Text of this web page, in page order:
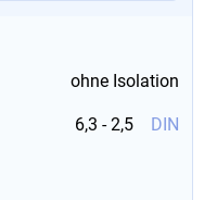
ohne Isolation
6,3 - 2,5 DIN